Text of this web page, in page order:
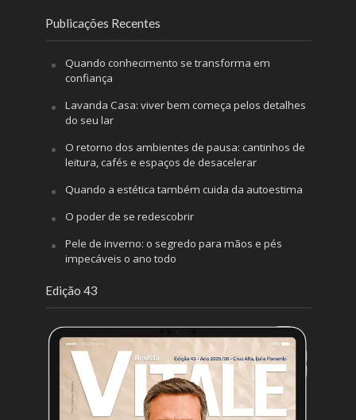
Publicações Recentes
Quando conhecimento se transforma em
confiança
Lavanda Casa: viver bem começa pelos detalhes
do seu lar
O retorno dos ambientes de pausa: cantinhos de
leitura, cafés e espaços de desacelerar
Quando a estética também cuida da autoestima
O poder de se redescobrir
Pele de inverno: o segredo para mãos e pés
impecáveis o ano todo
Edição 43